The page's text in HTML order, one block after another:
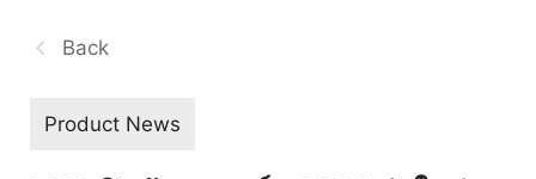
Back
Product News